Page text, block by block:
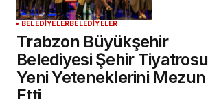
BELEDİYELERBELEDİYELER
Trabzon Büyükşehir
Belediyesi Şehir Tiyatrosu
Yeni Yeteneklerini Mezun